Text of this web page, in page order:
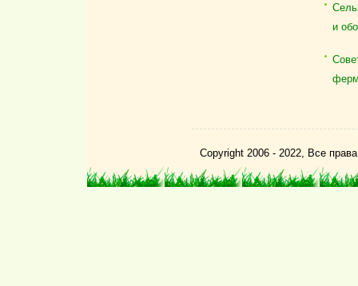
и
Copyright 2006 - 2022, Все